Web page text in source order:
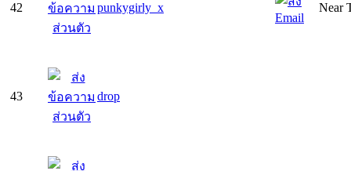
42 punkygirly_x Near
43 drop